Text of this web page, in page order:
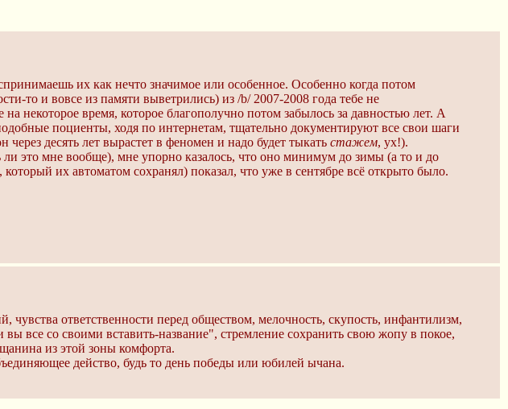
их как нечто значимое или особенное. Особенно когда потом
то и вовсе из памяти выветрились) из /b/ 2007-2008 года тебе не
некоторое время, которое благополучно потом забылось за давностью лет. А
поциенты, ходя по интернетам, тщательно документируют все свои шаги
десять лет вырастет в феномен и надо будет тыкать стажем, ух!).
это мне вообще), мне упорно казалось, что оно минимум до зимы (а то и до
их автоматом сохранял) показал, что уже в сентябре всё открыто было.
чувства ответственности перед обществом, мелочность, скупость, инфантилизм,
все со своими вставить-название", стремление сохранить свою жопу в покое,
из этой зоны комфорта.
действо, будь то день победы или юбилей ычана.